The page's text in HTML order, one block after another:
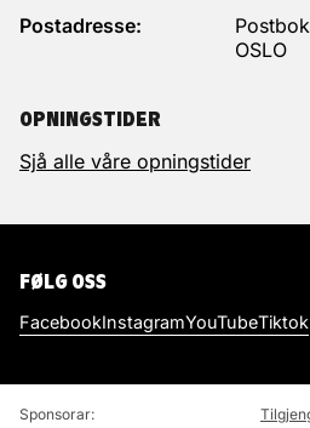
Postadresse:
OSLO
OPNINGSTIDER
Sjå alle våre opningstider
FØLG OSS
FacebookInstagramYouTubeTiktok
Sponsorar: